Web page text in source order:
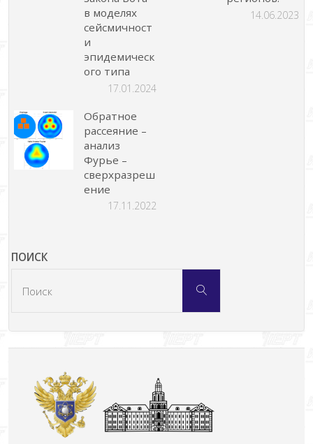
в моделях
сейсмичност
и
эпидемическ
ого типа
17.01.2024
14.06.2023
Обратное
рассеяние –
анализ
Фурье –
сверхразреш
ение
17.11.2022
ПОИСК
Поиск